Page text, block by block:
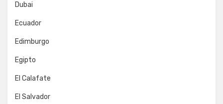
Dubai
Ecuador
Edimburgo
Egipto
El Calafate
El Salvador